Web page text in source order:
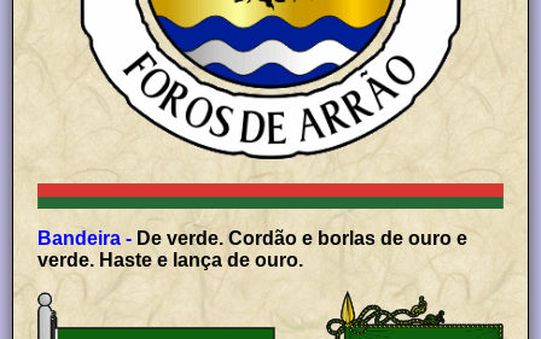
Bandeira - De verde. Cordão e borlas de ouro e
verde. Haste e lança de ouro.